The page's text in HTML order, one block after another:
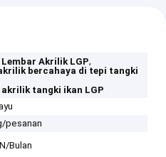
Akrilik LGP,
bercahaya di tepi tangki
akrilik tangki ikan LGP
pesanan
Bulan